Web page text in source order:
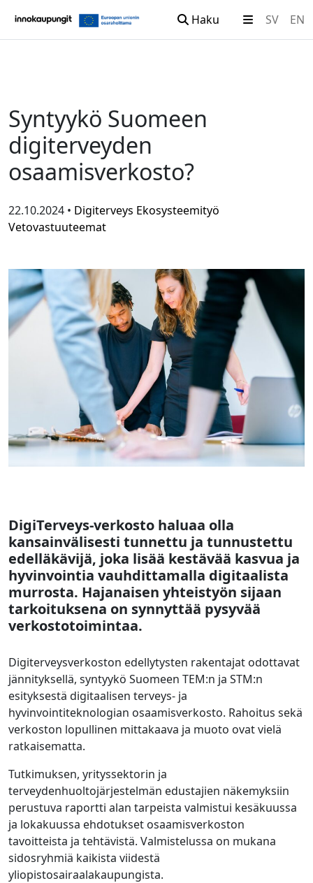
Haku SV EN
Syntyykö Suomeen
digiterveyden
osaamisverkosto?
22.10.2024 • Digiterveys Ekosysteemityö
Vetovastuuteemat
DigiTerveys-verkosto haluaa olla
kansainvälisesti tunnettu ja tunnustettu
edelläkävijä, joka lisää kestävää kasvua ja
hyvinvointia vauhdittamalla digitaalista
murrosta. Hajanaisen yhteistyön sijaan
tarkoituksena on synnyttää pysyvää
verkostotoimintaa.
Digiterveysverkoston edellytysten rakentajat odottavat
jännityksellä, syntyykö Suomeen TEM:n ja STM:n
esityksestä digitaalisen terveys- ja
hyvinvointiteknologian osaamisverkosto. Rahoitus sekä
verkoston lopullinen mittakaava ja muoto ovat vielä
ratkaisematta.
Tutkimuksen, yrityssektorin ja
terveydenhuoltojärjestelmän edustajien näkemyksiin
perustuva raportti alan tarpeista valmistui kesäkuussa
ja lokakuussa ehdotukset osaamisverkoston
tavoitteista ja tehtävistä. Valmistelussa on mukana
sidosryhmiä kaikista viidestä
yliopistosairaalakaupungista.